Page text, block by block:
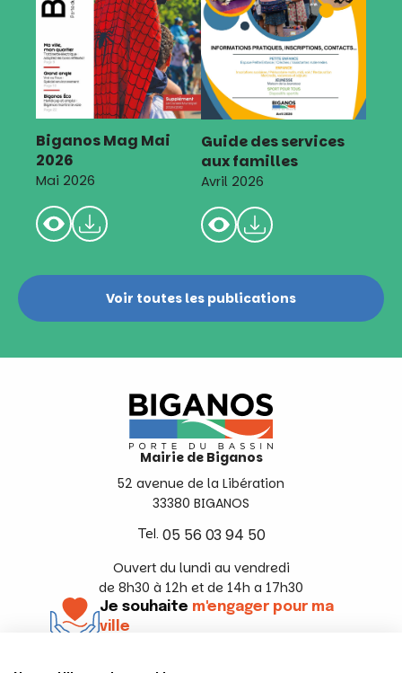
Biganos Mag Mai
2026
Mai 2026
Guide des services
aux familles
Avril 2026
Voir toutes les publications
Mairie de Biganos
52 avenue de la Libération
33380 BIGANOS
Tel. 05 56 03 94 50
Ouvert du lundi au vendredi
de 8h30 à 12h et de 14h a 17h30
Je souhaite m'engager pour ma
ville